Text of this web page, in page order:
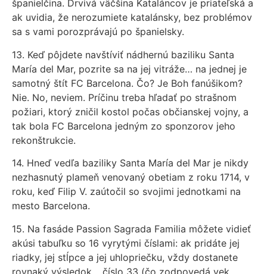
španielčina. Drvivá väčšina Kataláncov je priateľská a
ak uvidia, že nerozumiete katalánsky, bez problémov
sa s vami porozprávajú po španielsky.
13. Keď pôjdete navštíviť nádhernú baziliku Santa
María del Mar, pozrite sa na jej vitráže… na jednej je
samotný štít FC Barcelona. Čo? Je Boh fanúšikom?
Nie. No, neviem. Príčinu treba hľadať po strašnom
požiari, ktorý zničil kostol počas občianskej vojny, a
tak bola FC Barcelona jedným zo sponzorov jeho
rekonštrukcie.
14. Hneď vedľa baziliky Santa María del Mar je nikdy
nezhasnutý plameň venovaný obetiam z roku 1714, v
roku, keď Filip V. zaútočil so svojimi jednotkami na
mesto Barcelona.
15. Na fasáde Passion Sagrada Familia môžete vidieť
akúsi tabuľku so 16 vyrytými číslami: ak pridáte jej
riadky, jej stĺpce a jej uhlopriečku, vždy dostanete
rovnaký výsledok… číslo 33 (čo zodpovedá vek